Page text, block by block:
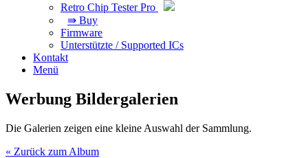
Retro Chip Tester Pro
⇛ Buy
Firmware
Unterstützte / Supported ICs
Kontakt
Menü
Werbung Bildergalerien
Die Galerien zeigen eine kleine Auswahl der Sammlung.
« Zurück zum Album